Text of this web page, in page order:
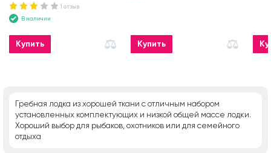
1 отзыв
В наличии
Купить Купить
Гребная лодка из хорошей ткани с отличным набором
установленных комплектующих и низкой общей массе лодки.
Хороший выбор для рыбаков, охотников или для семейного
отдыха